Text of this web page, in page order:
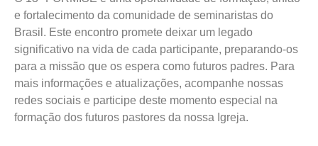
e fortalecimento da comunidade de seminaristas do
Brasil. Este encontro promete deixar um legado
significativo na vida de cada participante, preparando-os
para a missão que os espera como futuros padres. Para
mais informações e atualizações, acompanhe nossas
redes sociais e participe deste momento especial na
formação dos futuros pastores da nossa Igreja.